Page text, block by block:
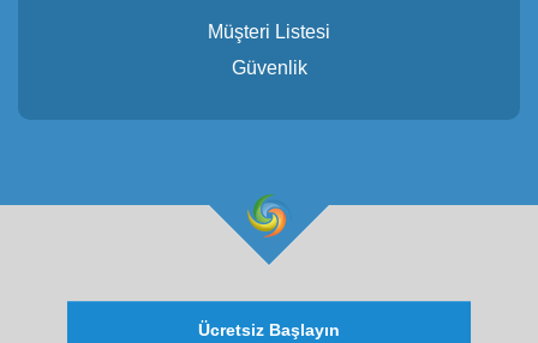
Müşteri Listesi
Güvenlik
Ücretsiz Başlayın